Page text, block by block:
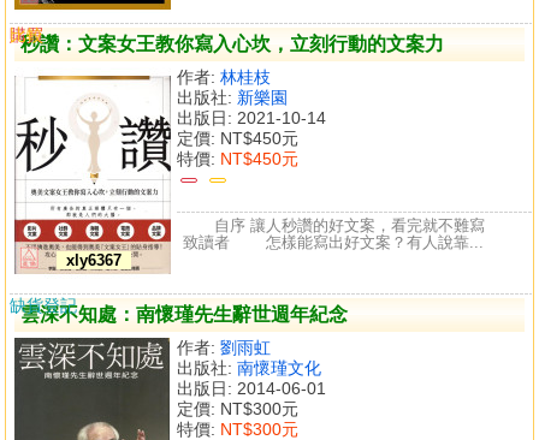
秒讚：文案女王教你寫入心坎，立刻行動的文案力
xly6367
作者: 林桂枝
出版社: 新樂園
出版日: 2021-10-14
定價: NT$450元
特價: NT$450元
購買
比較
自序 讓人秒讚的好文案，看完就不難寫
致讀者 怎樣能寫出好文案？有人說靠...
雲深不知處：南懷瑾先生辭世週年紀念
作者: 劉雨虹
出版社: 南懷瑾文化
出版日: 2014-06-01
定價: NT$300元
特價: NT$300元
缺貨登記